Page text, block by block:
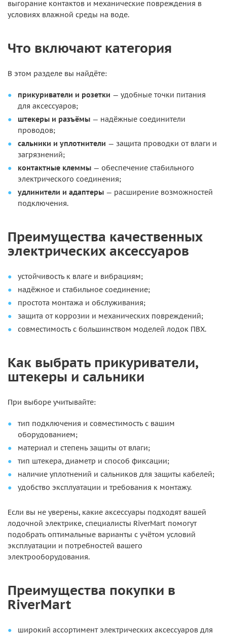
выгорание контактов и механические повреждения в
условиях влажной среды на воде.
Что включают категория
В этом разделе вы найдёте:
прикуриватели и розетки — удобные точки питания
для аксессуаров;
штекеры и разъёмы — надёжные соединители
проводов;
сальники и уплотнители — защита проводки от влаги и
загрязнений;
контактные клеммы — обеспечение стабильного
электрического соединения;
удлинители и адаптеры — расширение возможностей
подключения.
Преимущества качественных
электрических аксессуаров
устойчивость к влаге и вибрациям;
надёжное и стабильное соединение;
простота монтажа и обслуживания;
защита от коррозии и механических повреждений;
совместимость с большинством моделей лодок ПВХ.
Как выбрать прикуриватели,
штекеры и сальники
При выборе учитывайте:
тип подключения и совместимость с вашим
оборудованием;
материал и степень защиты от влаги;
тип штекера, диаметр и способ фиксации;
наличие уплотнений и сальников для защиты кабелей;
удобство эксплуатации и требования к монтажу.
Если вы не уверены, какие аксессуары подходят вашей
лодочной электрике, специалисты RiverMart помогут
подобрать оптимальные варианты с учётом условий
эксплуатации и потребностей вашего
электрооборудования.
Преимущества покупки в
RiverMart
широкий ассортимент электрических аксессуаров для